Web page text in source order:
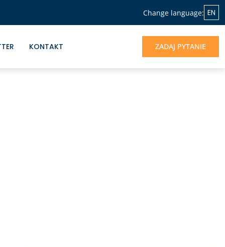
Change language: EN
KONTAKT ZADAJ PYTANIE